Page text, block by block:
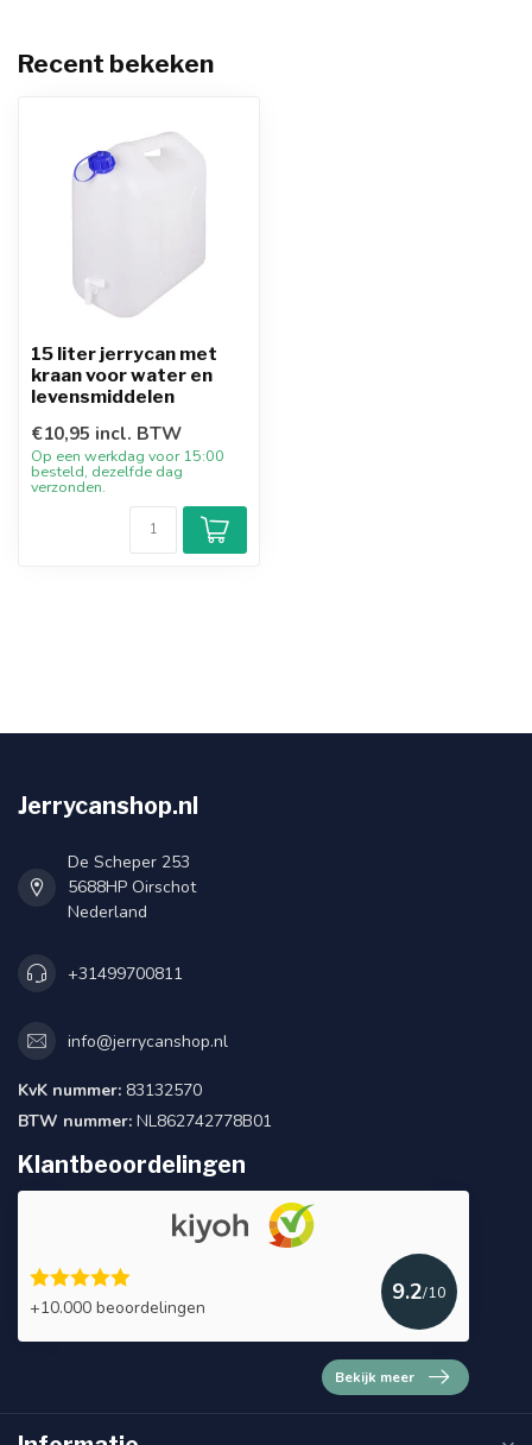
Recent bekeken
15 liter jerrycan met
kraan voor water en
levensmiddelen
€10,95 incl. BTW
Op een werkdag voor 15:00
besteld, dezelfde dag
verzonden.
Jerrycanshop.nl
De Scheper 253
5688HP Oirschot
Nederland
+31499700811
info@jerrycanshop.nl
KvK nummer: 83132570
BTW nummer: NL862742778B01
Klantbeoordelingen
+10.000 beoordelingen
9.2/10
Bekijk meer